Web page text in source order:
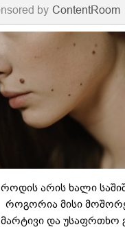
by ContentRoom
როდის არის ხალი
როგორია მისი
მარტივი და უსაფრთხო